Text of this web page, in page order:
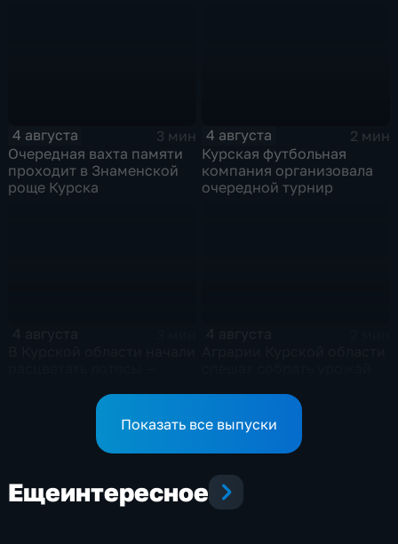
4 августа
3 мин
Очередная вахта памяти
проходит в Знаменской
роще Курска
4 августа
2 мин
Курская футбольная
компания организовала
очередной турнир
Показать все выпуски
Ещеинтересное